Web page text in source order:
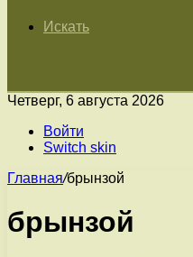
Искать
Четверг, 6 августа 2026
Войти
Switch skin
Главная/брынзой
брынзой